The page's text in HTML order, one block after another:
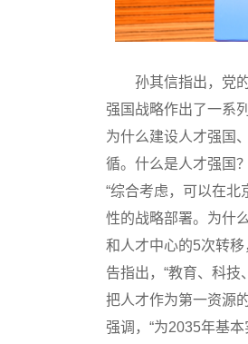
孙其信指出，党的
强国战略作出了一系
为什么建设人才强国
循。什么是人才强国
“综合考虑，可以在
性的战略部署。为什
和人才中心的5次转
告指出，“教育、科
把人才作为第一资源
强调，“为2035年基